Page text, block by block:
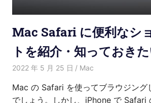
Mac Safari に便利なシ
トを紹介・知っておき
2022 年 5 月 25 日 Kenny
Mac
Mac の Safari を使ってブラウジング
でしょう。しかし、iPhone で Safari